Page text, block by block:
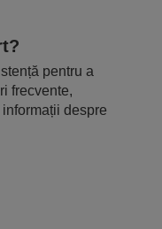
pentru a
frecvente,
despre